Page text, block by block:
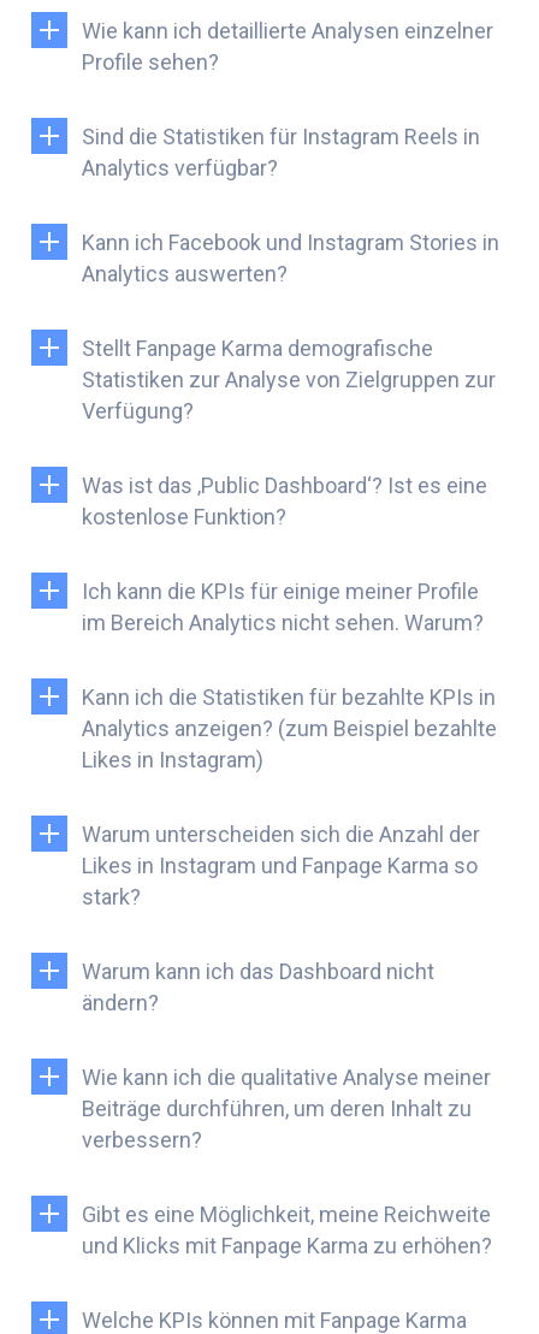
Wie kann ich detaillierte Analysen einzelner
Profile sehen?
Sind die Statistiken für Instagram Reels in
Analytics verfügbar?
Kann ich Facebook und Instagram Stories in
Analytics auswerten?
Stellt Fanpage Karma demografische
Statistiken zur Analyse von Zielgruppen zur
Verfügung?
Was ist das ‚Public Dashboard‘? Ist es eine
kostenlose Funktion?
Ich kann die KPIs für einige meiner Profile
im Bereich Analytics nicht sehen. Warum?
Kann ich die Statistiken für bezahlte KPIs in
Analytics anzeigen? (zum Beispiel bezahlte
Likes in Instagram)
Warum unterscheiden sich die Anzahl der
Likes in Instagram und Fanpage Karma so
stark?
Warum kann ich das Dashboard nicht
ändern?
Wie kann ich die qualitative Analyse meiner
Beiträge durchführen, um deren Inhalt zu
verbessern?
Gibt es eine Möglichkeit, meine Reichweite
und Klicks mit Fanpage Karma zu erhöhen?
Welche KPIs können mit Fanpage Karma